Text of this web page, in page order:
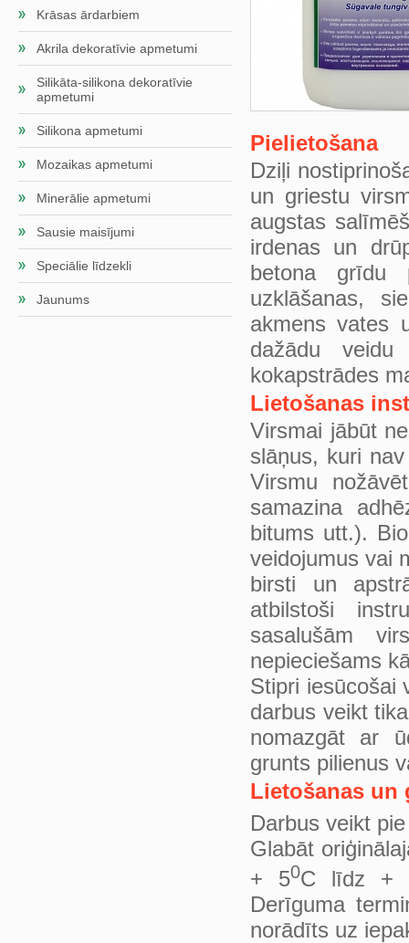
Krāsas ārdarbiem
Akrila dekoratīvie apmetumi
Silikāta-silikona dekoratīvie
apmetumi
Silikona apmetumi
Mozaikas apmetumi
Minerālie apmetumi
Sausie maisījumi
Speciālie līdzekli
Jaunums
Pielietošana
Dziļi
un griestu
augstas
irdenas un
betona grīdu
uzklāšanas,
akmens vates
dažādu
kokapstrādes
Lietošanas
Virsmai jābūt
slāņus, kuri
Virsmu
samazina
bitums utt.).
veidojumus vai
birsti un
atbilstoši
sasalušām
nepieciešams
Stipri iesūcošai
darbus veikt
nomazgāt ar
grunts pilienus
Lietošanas un
Darbus veikt
Glabāt
+ 50С līdz +
Derīguma
norādīts uz